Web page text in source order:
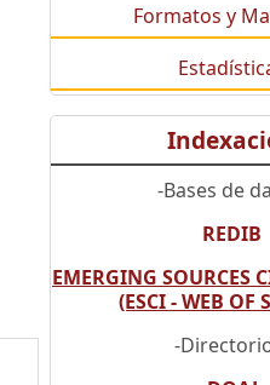
Formatos y
-Bases de
REDIB
EMERGING SOURCES
(ESCI - WEB OF
-